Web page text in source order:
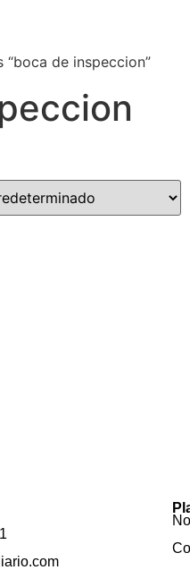
de inspeccion”